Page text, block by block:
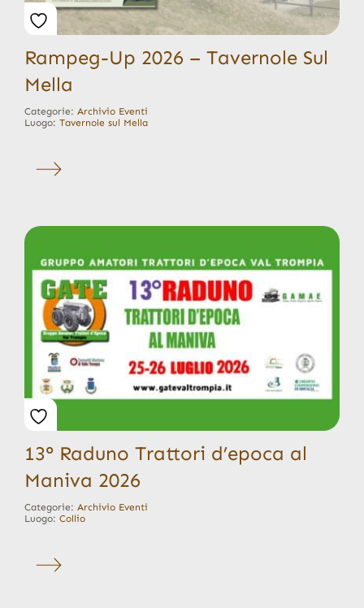
Rampeg-Up 2026 – Tavernole Sul
Mella
Categorie: Archivio Eventi
Luogo: Tavernole sul Mella
13° Raduno Trattori d’epoca al
Maniva 2026
Categorie: Archivio Eventi
Luogo: Collio